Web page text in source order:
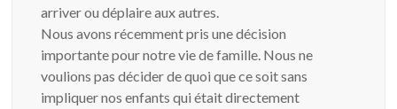
arriver ou déplaire aux autres.
Nous avons récemment pris une décision
importante pour notre vie de famille. Nous ne
voulions pas décider de quoi que ce soit sans
impliquer nos enfants qui était directement